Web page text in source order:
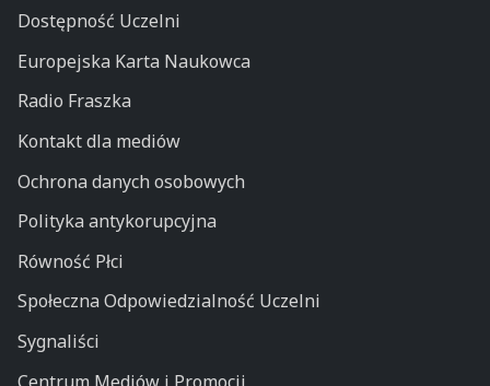
Dostępność Uczelni
Europejska Karta Naukowca
Radio Fraszka
Kontakt dla mediów
Ochrona danych osobowych
Polityka antykorupcyjna
Równość Płci
Społeczna Odpowiedzialność Uczelni
Sygnaliści